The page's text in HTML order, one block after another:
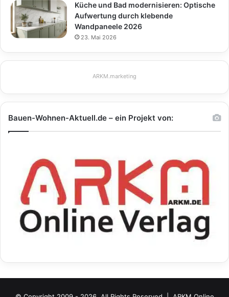
Küche und Bad modernisieren: Optische
Aufwertung durch klebende
Wandpaneele 2026
23. Mai 2026
ARKM.marketing
Bauen-Wohnen-Aktuell.de – ein Projekt von: